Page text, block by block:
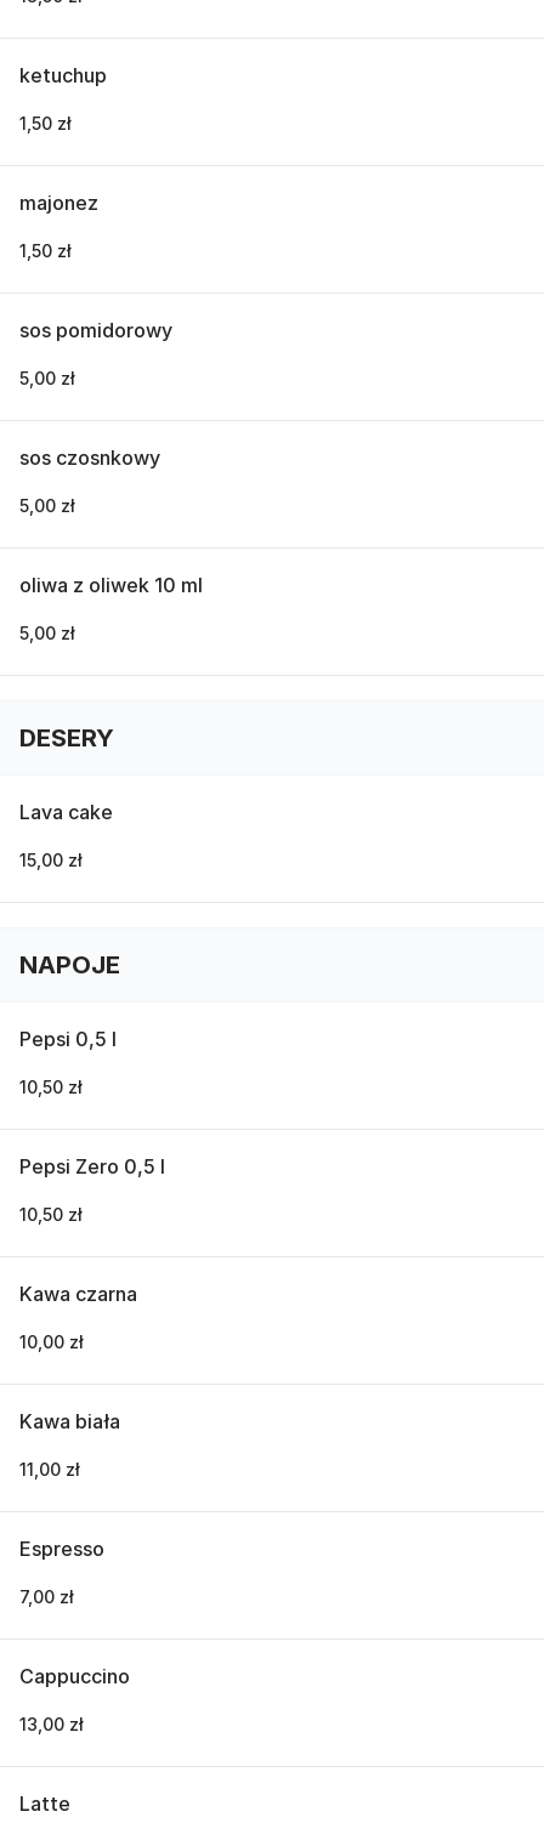
ketuchup
1,50 zł
majonez
1,50 zł
sos pomidorowy
5,00 zł
sos czosnkowy
5,00 zł
oliwa z oliwek 10 ml
5,00 zł
DESERY
Lava cake
15,00 zł
NAPOJE
Pepsi 0,5 l
10,50 zł
Pepsi Zero 0,5 l
10,50 zł
Kawa czarna
10,00 zł
Kawa biała
11,00 zł
Espresso
7,00 zł
Cappuccino
13,00 zł
Latte